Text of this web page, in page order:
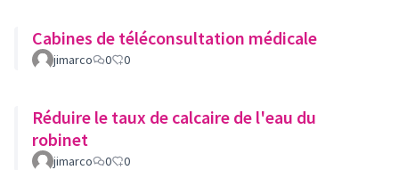
Cabines de téléconsultation médicale
jimarco 0 0
Réduire le taux de calcaire de l'eau du
robinet
jimarco 0 0